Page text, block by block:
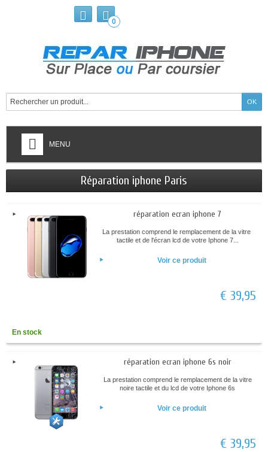
0
MENU
Réparation iphone Paris
réparation ecran iphone 7
La prestation comprend le remplacement de la vitre
tactile et de l'écran lcd de votre Iphone 7...
Voir ce produit
€ 39,95
En stock
réparation ecran iphone 6s noir
La prestation comprend le remplacement de la vitre
noire tactile et du lcd de votre Iphone 6s
Voir ce produit
€ 39,95